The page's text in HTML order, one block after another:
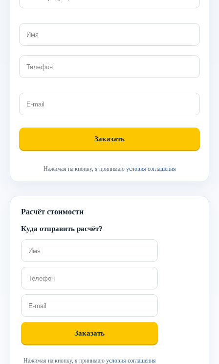
Нажимая на кнопку, я принимаю условия соглашения
Расчёт стоимости
Куда отправить расчёт?
Нажимая на кнопку, я принимаю условия соглашения